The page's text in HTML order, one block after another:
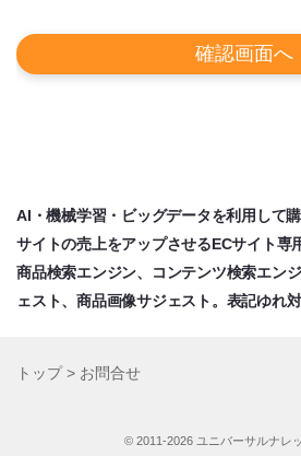
確認画面へ
AI・機械学習・ビッグデータを利用して
サイトの売上をアップさせるECサイト専
商品検索エンジン、コンテンツ検索エン
ェスト、商品画像サジェスト。表記ゆれ対
トップ> お問合せ
©️ 2011-2026 ユニバーサルナレ